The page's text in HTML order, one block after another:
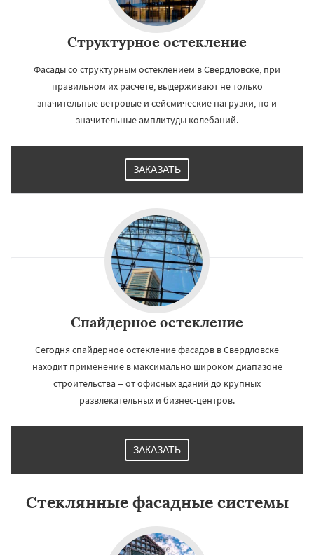
Структурное остекление
Фасады со структурным остеклением в Свердловске, при
правильном их расчете, выдерживают не только
значительные ветровые и сейсмические нагрузки, но и
значительные амплитуды колебаний.
ЗАКАЗАТЬ
Спайдерное остекление
Сегодня спайдерное остекление фасадов в Свердловске
находит применение в максимально широком диапазоне
строительства – от офисных зданий до крупных
развлекательных и бизнес-центров.
ЗАКАЗАТЬ
Стеклянные фасадные системы